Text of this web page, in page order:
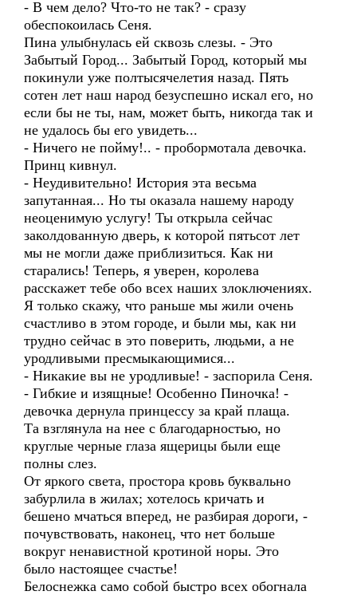
- В чем дело? Что-то не так? - сразу
обеспокоилась Сеня.
Пина улыбнулась ей сквозь слезы. - Это
Забытый Город... Забытый Город, который мы
покинули уже полтысячелетия назад. Пять
сотен лет наш народ безуспешно искал его, но
если бы не ты, нам, может быть, никогда так и
не удалось бы его увидеть...
- Ничего не пойму!.. - пробормотала девочка.
Принц кивнул.
- Неудивительно! История эта весьма
запутанная... Но ты оказала нашему народу
неоценимую услугу! Ты открыла сейчас
заколдованную дверь, к которой пятьсот лет
мы не могли даже приблизиться. Как ни
старались! Теперь, я уверен, королева
расскажет тебе обо всех наших злоключениях.
Я только скажу, что раньше мы жили очень
счастливо в этом городе, и были мы, как ни
трудно сейчас в это поверить, людьми, а не
уродливыми пресмыкающимися...
- Никакие вы не уродливые! - заспорила Сеня.
- Гибкие и изящные! Особенно Пиночка! -
девочка дернула принцессу за край плаща.
Та взглянула на нее с благодарностью, но
круглые черные глаза ящерицы были еще
полны слез.
От яркого света, простора кровь буквально
забурлила в жилах; хотелось кричать и
бешено мчаться вперед, не разбирая дороги, -
почувствовать, наконец, что нет больше
вокруг ненавистной кротиной норы. Это
было настоящее счастье!
Белоснежка само собой быстро всех обогнала